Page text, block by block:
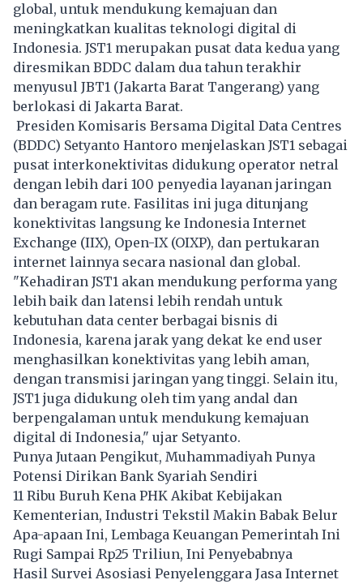
global, untuk mendukung kemajuan dan
meningkatkan kualitas teknologi digital di
Indonesia. JST1 merupakan pusat data kedua yang
diresmikan BDDC dalam dua tahun terakhir
menyusul JBT1 (Jakarta Barat Tangerang) yang
berlokasi di Jakarta Barat.
Presiden Komisaris Bersama Digital Data Centres
(BDDC) Setyanto Hantoro menjelaskan JST1 sebagai
pusat interkonektivitas didukung operator netral
dengan lebih dari 100 penyedia layanan jaringan
dan beragam rute. Fasilitas ini juga ditunjang
konektivitas langsung ke Indonesia Internet
Exchange (IIX), Open-IX (OIXP), dan pertukaran
internet lainnya secara nasional dan global.
"Kehadiran JST1 akan mendukung performa yang
lebih baik dan latensi lebih rendah untuk
kebutuhan data center berbagai bisnis di
Indonesia, karena jarak yang dekat ke end user
menghasilkan konektivitas yang lebih aman,
dengan transmisi jaringan yang tinggi. Selain itu,
JST1 juga didukung oleh tim yang andal dan
berpengalaman untuk mendukung kemajuan
digital di Indonesia," ujar Setyanto.
Punya Jutaan Pengikut, Muhammadiyah Punya
Potensi Dirikan Bank Syariah Sendiri
11 Ribu Buruh Kena PHK Akibat Kebijakan
Kementerian, Industri Tekstil Makin Babak Belur
Apa-apaan Ini, Lembaga Keuangan Pemerintah Ini
Rugi Sampai Rp25 Triliun, Ini Penyebabnya
Hasil Survei Asosiasi Penyelenggara Jasa Internet